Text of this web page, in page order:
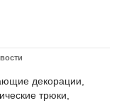
декорации,
трюки,